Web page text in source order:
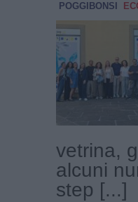
POGGIBONSI
vetrina,
alcuni
step [...]